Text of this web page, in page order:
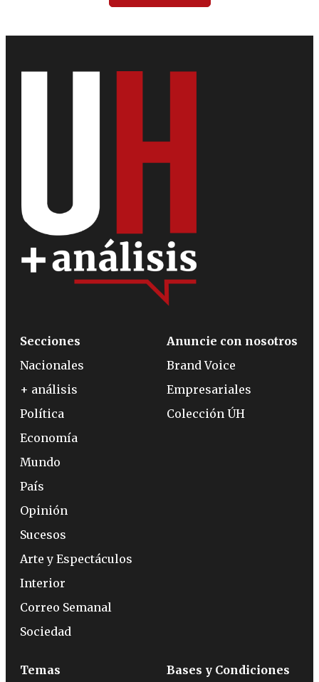
Secciones
Nacionales
+ análisis
Política
Economía
Mundo
País
Opinión
Sucesos
Arte y Espectáculos
Interior
Correo Semanal
Sociedad
Anuncie con nosotros
Brand Voice
Empresariales
Colección ÚH
Temas Bases y Condiciones